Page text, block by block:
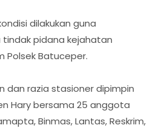
dilakukan guna
pidana kejahatan
Polsek Batuceper.
dan razia stasioner dipimpin
Hary bersama 25 anggota
Binmas, Lantas, Reskrim,